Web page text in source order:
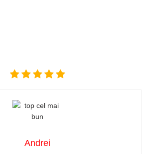
Andrei